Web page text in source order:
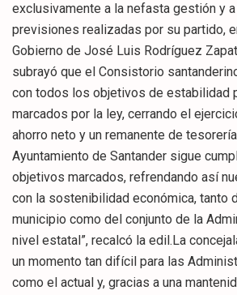
exclusivamente a la nefasta gestión y
previsiones realizadas por su partido,
Gobierno de José Luis Rodríguez
subrayó que el Consistorio
con todos los objetivos de estabilidad
marcados por la ley, cerrando el
ahorro neto y un remanente de
Ayuntamiento de Santander sigue
objetivos marcados, refrendando así
con la sostenibilidad económica, tanto
municipio como del conjunto de la
nivel estatal”, recalcó la edil.La
un momento tan difícil para las
como el actual y, gracias a una